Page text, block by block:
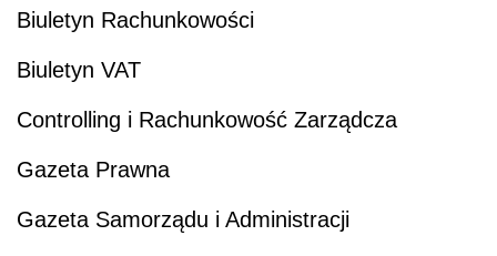
Biuletyn Rachunkowości
Biuletyn VAT
Controlling i Rachunkowość Zarządcza
Gazeta Prawna
Gazeta Samorządu i Administracji